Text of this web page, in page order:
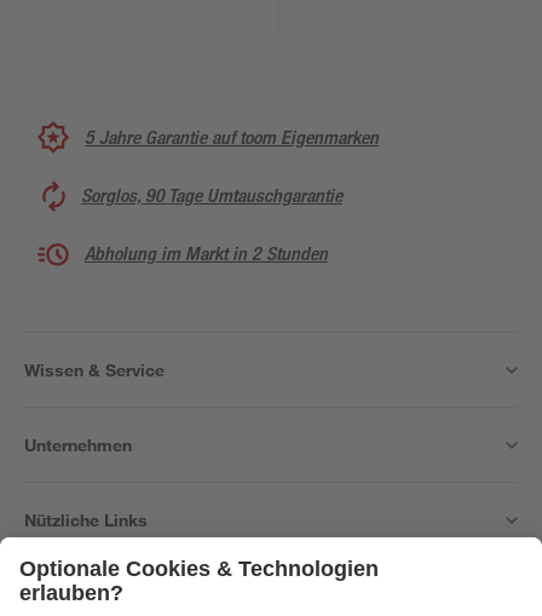
5 Jahre Garantie auf toom Eigenmarken
Sorglos, 90 Tage Umtauschgarantie
Abholung im Markt in 2 Stunden
Wissen & Service
Unternehmen
Nützliche Links